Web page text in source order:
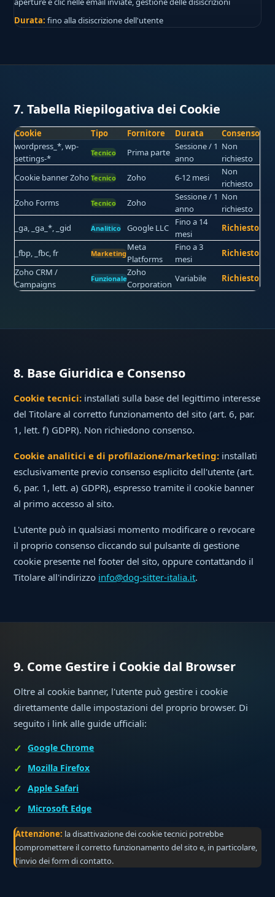
Durata: fino alla disiscrizione dell'utente
7. Tabella Riepilogativa dei Cookie
Cookie Tipo Fornitore Durata
Consenso
wordpress_*, wp-
settings-*
Tecnico Prima parte
Sessione / 1
anno
Non
richiesto
Cookie banner Zoho Tecnico Zoho 6-12 mesi
Non
richiesto
Zoho Forms
Tecnico Zoho
Sessione / 1
anno
Non
richiesto
_ga, _ga_*, _gid
Analitico Google LLC
Fino a 14
mesi
Richiesto
_fbp, _fbc, fr Marketing
Meta
Platforms
Fino a 3
mesi
Richiesto
Zoho CRM /
Campaigns
Funzionale
Zoho
Corporation
Variabile Richiesto
8. Base Giuridica e Consenso
Cookie tecnici: installati sulla base del legittimo interesse
del Titolare al corretto funzionamento del sito (art. 6, par.
1, lett. f) GDPR). Non richiedono consenso.
Cookie analitici e di profilazione/marketing: installati
esclusivamente previo consenso esplicito dell'utente (art.
6, par. 1, lett. a) GDPR), espresso tramite il cookie banner
al primo accesso al sito.
L'utente può in qualsiasi momento modificare o revocare
il proprio consenso cliccando sul pulsante di gestione
cookie presente nel footer del sito, oppure contattando il
Titolare all'indirizzo info@dog-sitter-italia.it.
9. Come Gestire i Cookie dal Browser
Oltre al cookie banner, l'utente può gestire i cookie
direttamente dalle impostazioni del proprio browser. Di
seguito i link alle guide ufficiali:
Google Chrome
Mozilla Firefox
Apple Safari
Microsoft Edge
Attenzione: la disattivazione dei cookie tecnici potrebbe
compromettere il corretto funzionamento del sito e, in particolare,
l'invio dei form di contatto.